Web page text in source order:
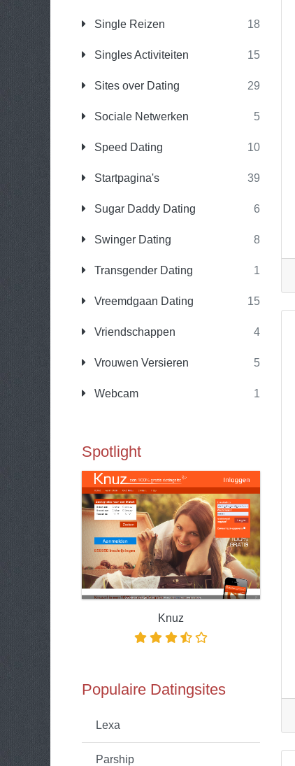
Single Reizen 18
Singles Activiteiten 15
Sites over Dating 29
Sociale Netwerken 5
Speed Dating 10
Startpagina's 39
Sugar Daddy Dating 6
Swinger Dating 8
Transgender Dating 1
Vreemdgaan Dating 15
Vriendschappen 4
Vrouwen Versieren 5
Webcam 1
Spotlight
Knuz
Populaire Datingsites
Lexa
Parship